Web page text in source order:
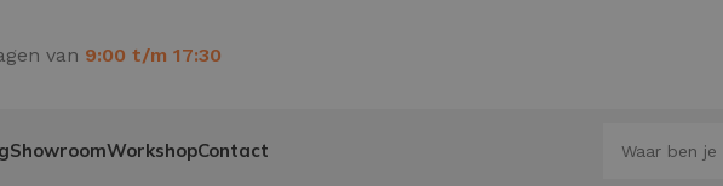
van 9:00 t/m 17:30
ShowroomWorkshopContact